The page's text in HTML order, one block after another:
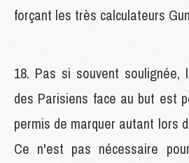
forçant les très calculateurs
18. Pas si souvent soulignée,
des Parisiens face au but est
permis de marquer autant lors
Ce n'est pas nécessaire